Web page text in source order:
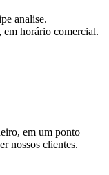
analise.
em horário comercial.
em um ponto
nossos clientes.